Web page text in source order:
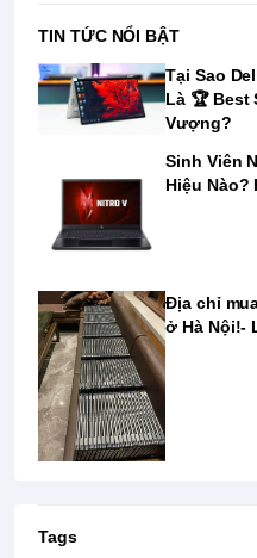
TIN TỨC NỔI BẬT
Tại Sao
Là ️🏆 Best
Vượng?
Sinh Viên
Hiệu Nào?
Địa chỉ
ở Hà Nội!-
Tags